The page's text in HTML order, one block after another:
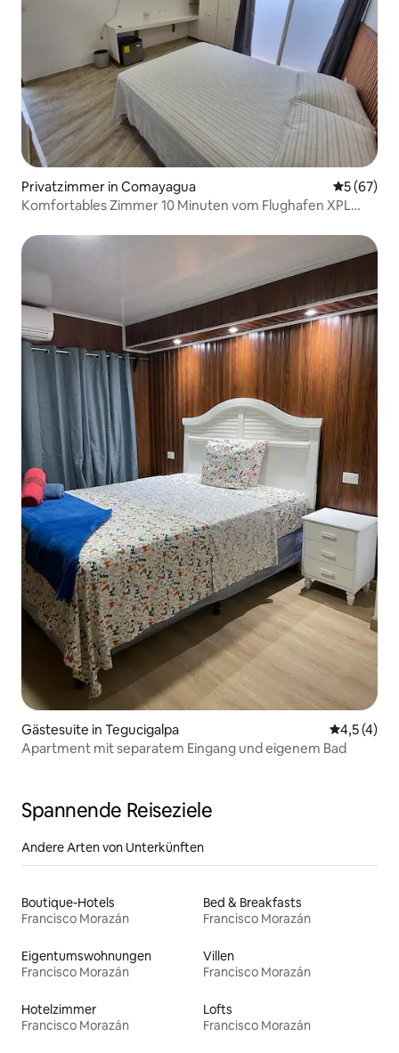
Privatzimmer in Comayagua
5 (67)
Komfortables Zimmer 10 Minuten vom Flughafen XPL
Gästesuite in Tegucigalpa
4,5 (4)
Apartment mit separatem Eingang und eigenem Bad
Spannende Reiseziele
Andere Arten von Unterkünften
Boutique-Hotels
Francisco Morazán
Bed & Breakfasts
Francisco Morazán
Eigentumswohnungen
Francisco Morazán
Villen
Francisco Morazán
Hotelzimmer
Francisco Morazán
Lofts
Francisco Morazán